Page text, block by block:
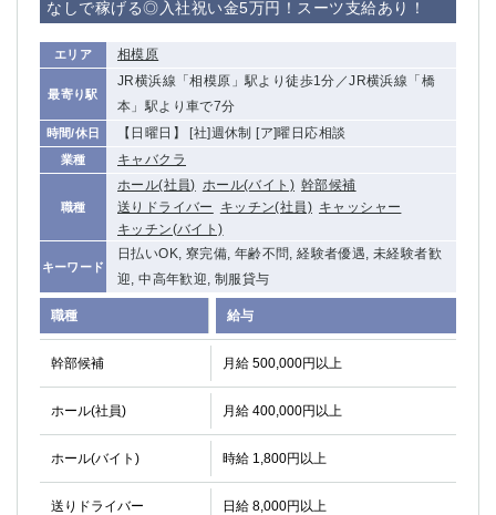
なしで稼げる◎入社祝い金5万円！スーツ支給あり！
エリア 相模原
最寄り駅
JR横浜線「相模原」駅より徒歩1分／JR横浜線「橋
本」駅より車で7分
時間/休日 【日曜日】 [社]週休制 [ア]曜日応相談
業種 キャバクラ
職種
ホール(社員) ホール(バイト) 幹部候補
送りドライバー
キッチン(社員) キャッシャー
キッチン(バイト)
キーワード
日払いOK, 寮完備, 年齢不問, 経験者優遇, 未経験者歓
迎, 中高年歓迎, 制服貸与
職種 給与
幹部候補 月給 500,000円以上
ホール(社員) 月給 400,000円以上
ホール(バイト) 時給 1,800円以上
送りドライバー 日給 8,000円以上